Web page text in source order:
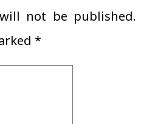
not be published.
*